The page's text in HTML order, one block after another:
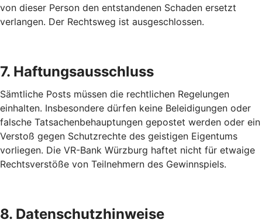
von dieser Person den entstandenen Schaden ersetzt
verlangen. Der Rechtsweg ist ausgeschlossen.
7. Haftungsausschluss
Sämtliche Posts müssen die rechtlichen Regelungen
einhalten. Insbesondere dürfen keine Beleidigungen oder
falsche Tatsachenbehauptungen gepostet werden oder ein
Verstoß gegen Schutzrechte des geistigen Eigentums
vorliegen. Die VR-Bank Würzburg haftet nicht für etwaige
Rechtsverstöße von Teilnehmern des Gewinnspiels.
8. Datenschutzhinweise